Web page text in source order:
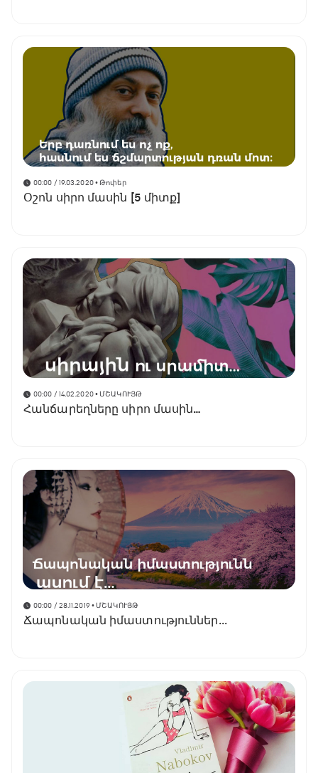
00:00 / 19.03.2020• Թոփեր
Օշոն սիրո մասին [5 միտք]
00:00 / 14.02.2020• ՄՇԱԿՈՒՅԹ
Հանճարեղները սիրո մասին…
00:00 / 28.11.2019• ՄՇԱԿՈՒՅԹ
Ճապոնական իմաստություններ․․․